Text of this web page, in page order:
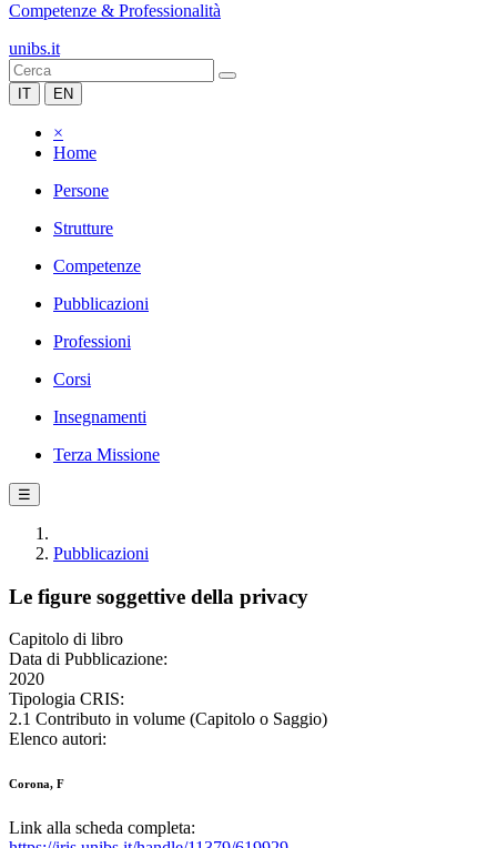
Competenze & Professionalità
unibs.it
IT EN
×
Home
Persone
Strutture
Competenze
Pubblicazioni
Professioni
Corsi
Insegnamenti
Terza Missione
☰
Pubblicazioni
Le figure soggettive della privacy
Capitolo di libro
Data di Pubblicazione:
2020
Tipologia CRIS:
2.1 Contributo in volume (Capitolo o Saggio)
Elenco autori:
Corona, F
Link alla scheda completa: